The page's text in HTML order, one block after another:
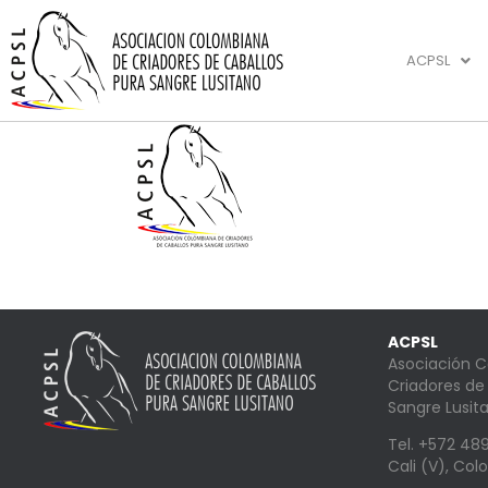
ACPSL
ACPSL
Asociación
Criadores
Sangre
Tel. +572
Cali (V),